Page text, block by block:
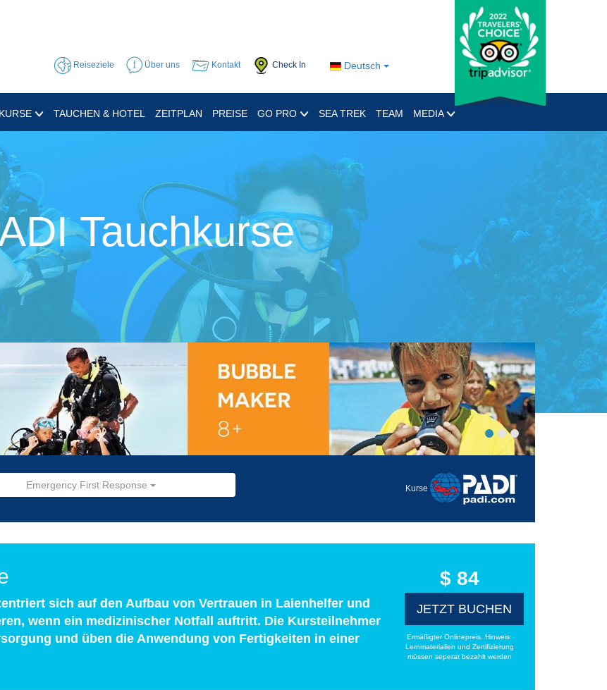
Deutsch
Reiseziele Über uns Kontakt Check In
KURSE TAUCHEN & HOTEL ZEITPLAN PREISE GO PRO SEA TREK TEAM MEDIA
Tauchkurse
Emergency First Response Kurse
sich auf den Aufbau von Vertrauen in Laienhelfer und
wenn ein medizinischer Notfall auftritt. Die Kursteilnehmer
und üben die Anwendung von Fertigkeiten in einer
$ 84
JETZT BUCHEN
Ermäßigter Onlinepreis. Hinweis:
Lernmaterialien und Zertifizierung
müssen seperat bezahlt werden